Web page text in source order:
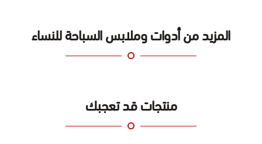
المزيد من أدوات وملابس السباحة للنساء
منتجات قد تعجبك